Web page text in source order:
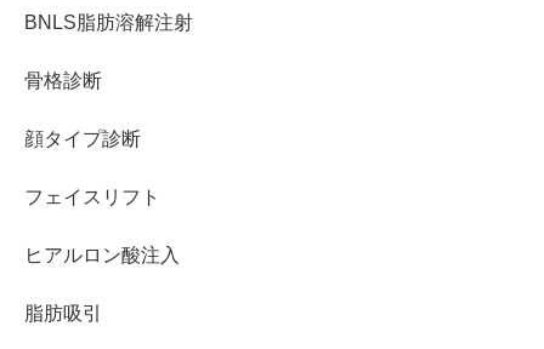
BNLS脂肪溶解注射
骨格診断
顔タイプ診断
フェイスリフト
ヒアルロン酸注入
脂肪吸引